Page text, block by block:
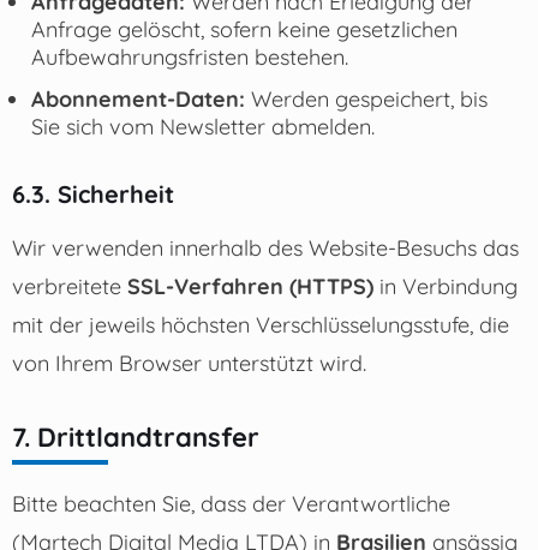
Anfrage gelöscht, sofern keine gesetzlichen
Aufbewahrungsfristen bestehen.
Abonnement-Daten: Werden gespeichert, bis
Sie sich vom Newsletter abmelden.
6.3. Sicherheit
Wir verwenden innerhalb des Website-Besuchs das
verbreitete SSL-Verfahren (HTTPS)in Verbindung
mit der jeweils höchsten Verschlüsselungsstufe, die
von Ihrem Browser unterstützt wird.
7. Drittlandtransfer
Bitte beachten Sie, dass der Verantwortliche
(Martech Digital Media LTDA) in Brasilien ansässig